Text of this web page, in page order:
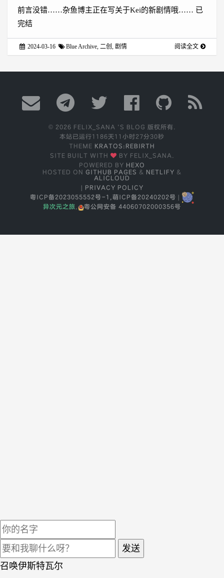
前言没错……杂鱼博主正在写关于Kei的新剧情哦…… 已
完结
2024-03-16 Blue Archive,二创,剧情 阅读全文
© 2026 FELIX_SANA 'S BLOG 版权所有.
本站已运行1186天11小时27分31秒
THEME
KRATOS:REBIRTH
SITE BUILT WITH
BY FELIX_SANA.
POWERED BY HEXO
HOSTED ON GITHUB PAGES & NETLIFY &
ALICLOUD
PRIVACY POLICY
粤ICP备2023055552号-1, 萌ICP备20240202号
异次元之旅
粤公网安备 44060702000356号
发送
召唤伊斯特瓦尔